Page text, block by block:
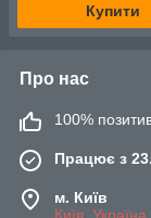
Купити
Про нас
100%
Працює з
м. Київ